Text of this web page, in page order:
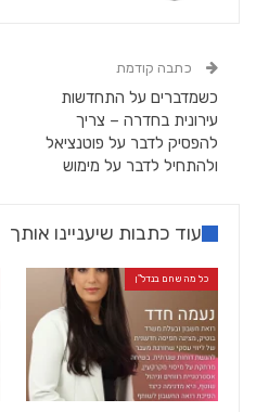
כתבה קודמת
כשמדברים על התחדשות
עירונית בחדרה – צריך
להפסיק לדבר על פוטנציאל
ולהתחיל לדבר על מימוש
עוד כתבות שיעניינו אותך
כל מה שחם בנדל"ן